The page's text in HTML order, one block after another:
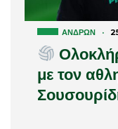
ΑΝΔΡΏΝ ·
με τον